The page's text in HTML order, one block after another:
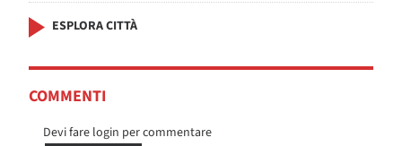
ESPLORA CITTÀ
COMMENTI
Devi fare login per commentare